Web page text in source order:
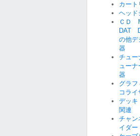
カー
ヘッド
ＣＤ
DAT
の他デ
器
チュ
ューナ
器
グラフ
コライ
デッ
関連
チャン
イダー